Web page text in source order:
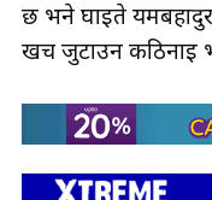
छ भने घाइते
खर्च जुटाउन कठिनाइ